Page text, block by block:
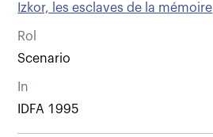
Izkor, les esclaves de la mémoire
Rol
Scenario
In
IDFA 1995